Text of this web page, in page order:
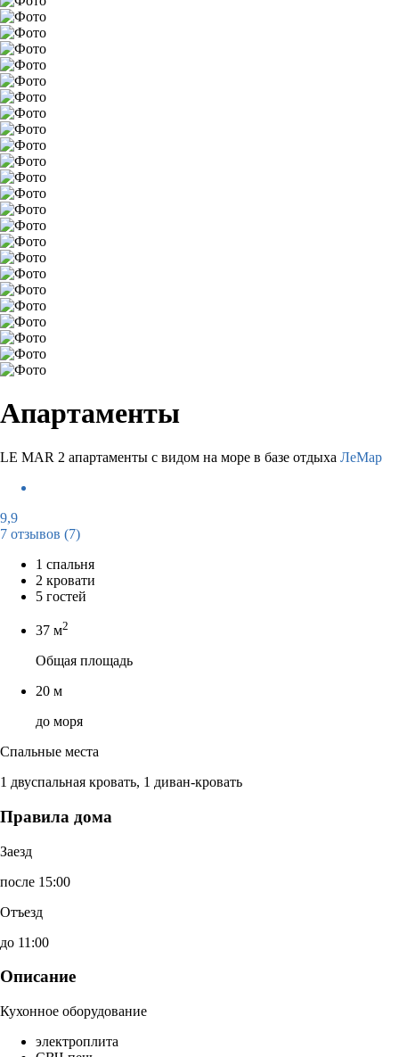
Апартаменты
LE MAR 2 апартаменты с видом на море в базе отдыха ЛеМар
9,9
7 отзывов (7)
1 спальня
2 кровати
5 гостей
37 м2
Общая площадь
20 м
до моря
Спальные места
1 двуспальная кровать, 1 диван-кровать
Правила дома
Заезд
после 15:00
Отъезд
до 11:00
Описание
Кухонное оборудование
электроплита